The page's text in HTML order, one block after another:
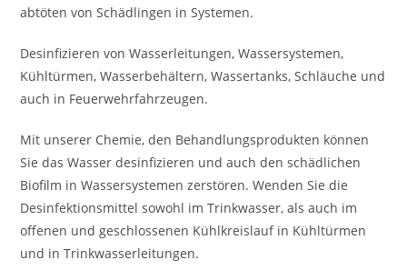
abtöten von Schädlingen in Systemen.
Desinfizieren von Wasserleitungen, Wassersystemen,
Kühltürmen, Wasserbehältern, Wassertanks, Schläuche und
auch in Feuerwehrfahrzeugen.
Mit unserer Chemie, den Behandlungsprodukten können
Sie das Wasser desinfizieren und auch den schädlichen
Biofilm in Wassersystemen zerstören. Wenden Sie die
Desinfektionsmittel sowohl im Trinkwasser, als auch im
offenen und geschlossenen Kühlkreislauf in Kühltürmen
und in Trinkwasserleitungen.